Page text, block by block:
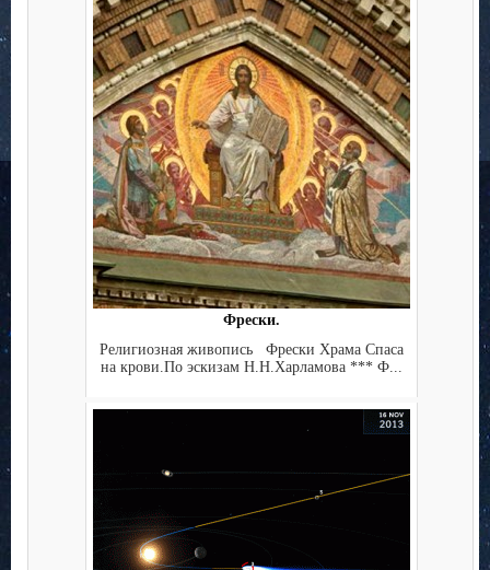
Фрески.
Религиозная живопись Фрески Храма Спаса
на крови.По эскизам Н.Н.Харламова *** Ф...